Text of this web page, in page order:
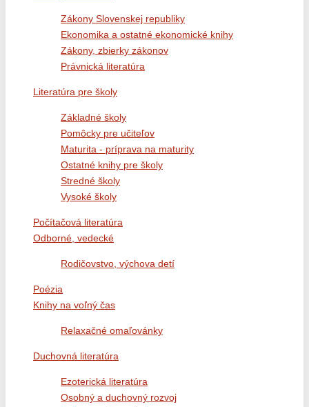
Zákony Slovenskej republiky
Ekonomika a ostatné ekonomické knihy
Zákony, zbierky zákonov
Právnická literatúra
Literatúra pre školy
Základné školy
Pomôcky pre učiteľov
Maturita - príprava na maturity
Ostatné knihy pre školy
Stredné školy
Vysoké školy
Počítačová literatúra
Odborné, vedecké
Rodičovstvo, výchova detí
Poézia
Knihy na voľný čas
Relaxačné omaľovánky
Duchovná literatúra
Ezoterická literatúra
Osobný a duchovný rozvoj